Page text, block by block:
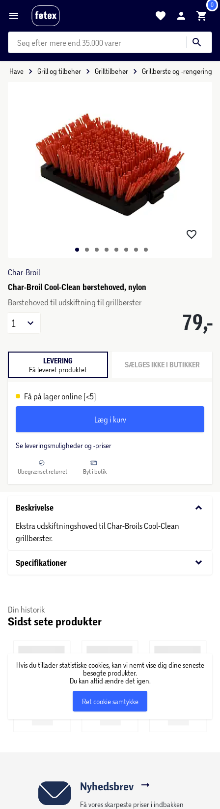
0
mere end 35.000 varer
& Have Grill og tilbehør Grilltilbehør Grillbørste og -rengøring
Char-Broil
Char-Broil Cool-Clean børstehoved, nylon
Børstehoved til udskiftning til grillbørster
79,-
1
LEVERING
Få leveret produktet SÆLGES IKKE I BUTIKKER
Få på lager online (<5)
Læg i kurv
Se leveringsmuligheder og -priser
Ubegrænset returret Byt i butik
Beskrivelse keyboard_arrow_down
Ekstra udskiftningshoved til Char-Broils Cool-Clean
grillbørster.
Specifikationer keyboard_arrow_down
Din historik
Sidst sete produkter
Hvis du tillader statistiske cookies, kan vi nemt vise dig dine seneste
besøgte produkter.
Du kan altid ændre det igen.
Ret cookie samtykke
Nyhedsbrev
Få vores skarpeste priser i indbakken